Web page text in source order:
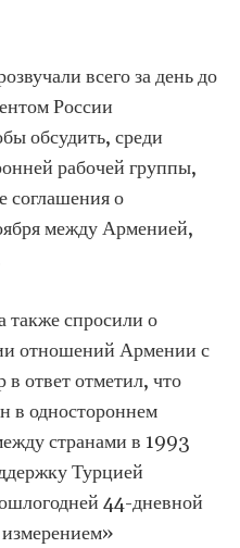
всего за день до
России
обсудить, среди
рабочей группы,
соглашения о
между Арменией,
спросили о
отношений Армении с
ответ отметил, что
в одностороннем
странами в 1993
Турцией
44-дневной